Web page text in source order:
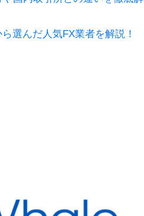
選んだ人気FX業者を解説！